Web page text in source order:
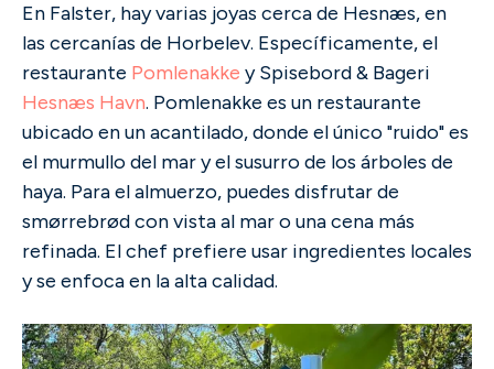
En Falster, hay varias joyas cerca de Hesnæs, en
las cercanías de Horbelev. Específicamente, el
restaurante Pomlenakke y Spisebord & Bageri
Hesnæs Havn. Pomlenakke es un restaurante
ubicado en un acantilado, donde el único "ruido" es
el murmullo del mar y el susurro de los árboles de
haya. Para el almuerzo, puedes disfrutar de
smørrebrød con vista al mar o una cena más
refinada. El chef prefiere usar ingredientes locales
y se enfoca en la alta calidad.